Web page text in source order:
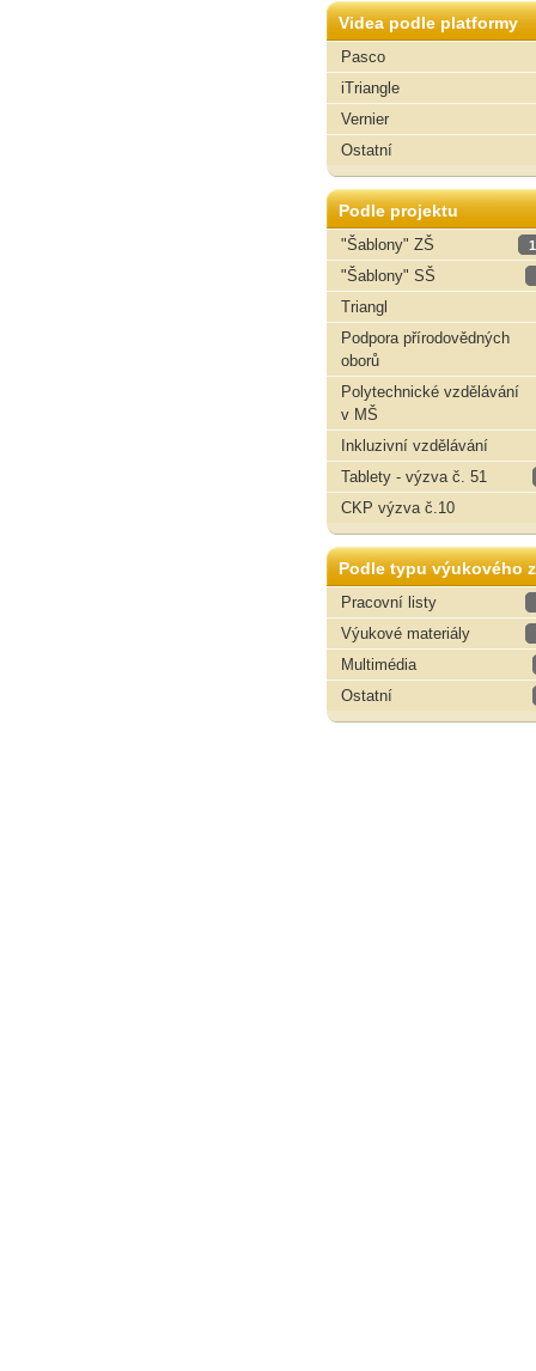
Videa podle platformy
Pasco
iTriangle
Vernier
Ostatní
Podle projektu
"Šablony" ZŠ
"Šablony" SŠ
Triangl
Podpora přírodovědných
oborů
Polytechnické vzdělávání
v MŠ
Inkluzivní vzdělávání
Tablety - výzva č. 51
CKP výzva č.10
Podle typu výukového
Pracovní listy
Výukové materiály
Multimédia
Ostatní